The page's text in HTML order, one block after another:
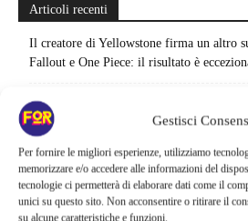
Gestisci
Per fornire le migliori esperienze, utilizziamo
memorizzare e/o accedere alle informazioni del
tecnologie ci permetterà di elaborare dati come il
unici su questo sito. Non acconsentire o ritirare il
su alcune caratteristiche e funzioni.
Articoli recenti
Il creatore di Yellowstone firma un altro
Fallout e One Piece: il risultato è
Ted Lasso cambia completamente
dal calcio femminile: perché è la scelta più
Monster affronta il caso Lizzie Borden,
immagini: cosa anticipano sulla nuova
Ready Player Two torna a dare segnali di